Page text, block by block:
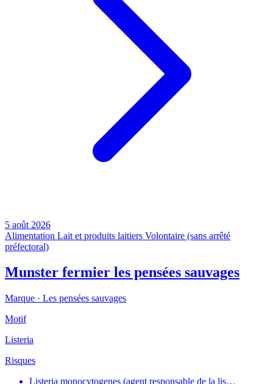
5 août 2026
Alimentation Lait et produits laitiers Volontaire (sans arrêté
préfectoral)
Munster fermier les pensées sauvages
Marque · Les pensées sauvages
Motif
Listeria
Risques
Listeria monocytogenes (agent responsable de la lis…